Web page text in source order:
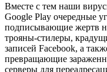
Вместе с тем наши
Google Play очередные
подписывающие жертв
трояны-стилеры,
записей Facebook, а
превращающие
серверы для